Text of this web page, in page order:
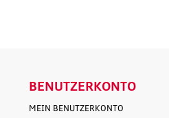
BENUTZERKONTO
MEIN BENUTZERKONTO